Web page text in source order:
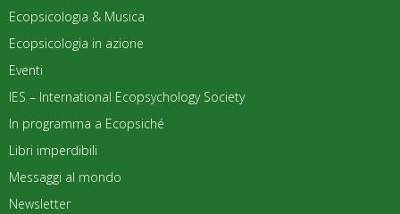
Ecopsicologia & Musica
Ecopsicologia in azione
Eventi
IES – International Ecopsychology Society
In programma a Ecopsiché
Libri imperdibili
Messaggi al mondo
Newsletter